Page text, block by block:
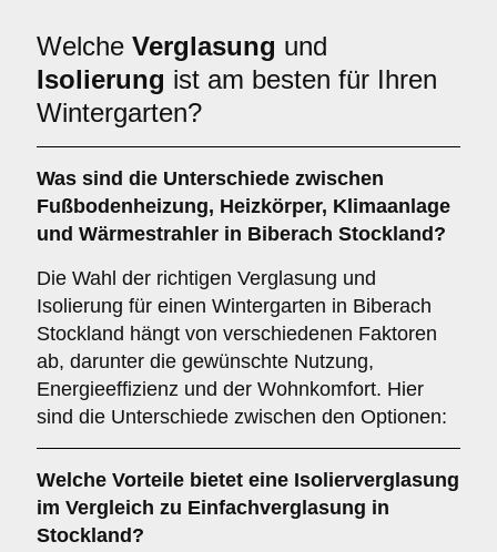
Welche Verglasung und
Isolierung ist am besten für Ihren
Wintergarten?
Was sind die Unterschiede zwischen
Fußbodenheizung, Heizkörper, Klimaanlage
und Wärmestrahler in Biberach Stockland?
Die Wahl der richtigen Verglasung und
Isolierung für einen Wintergarten in Biberach
Stockland hängt von verschiedenen Faktoren
ab, darunter die gewünschte Nutzung,
Energieeffizienz und der Wohnkomfort. Hier
sind die Unterschiede zwischen den Optionen:
Welche Vorteile bietet eine Isolierverglasung
im Vergleich zu Einfachverglasung in
Stockland?